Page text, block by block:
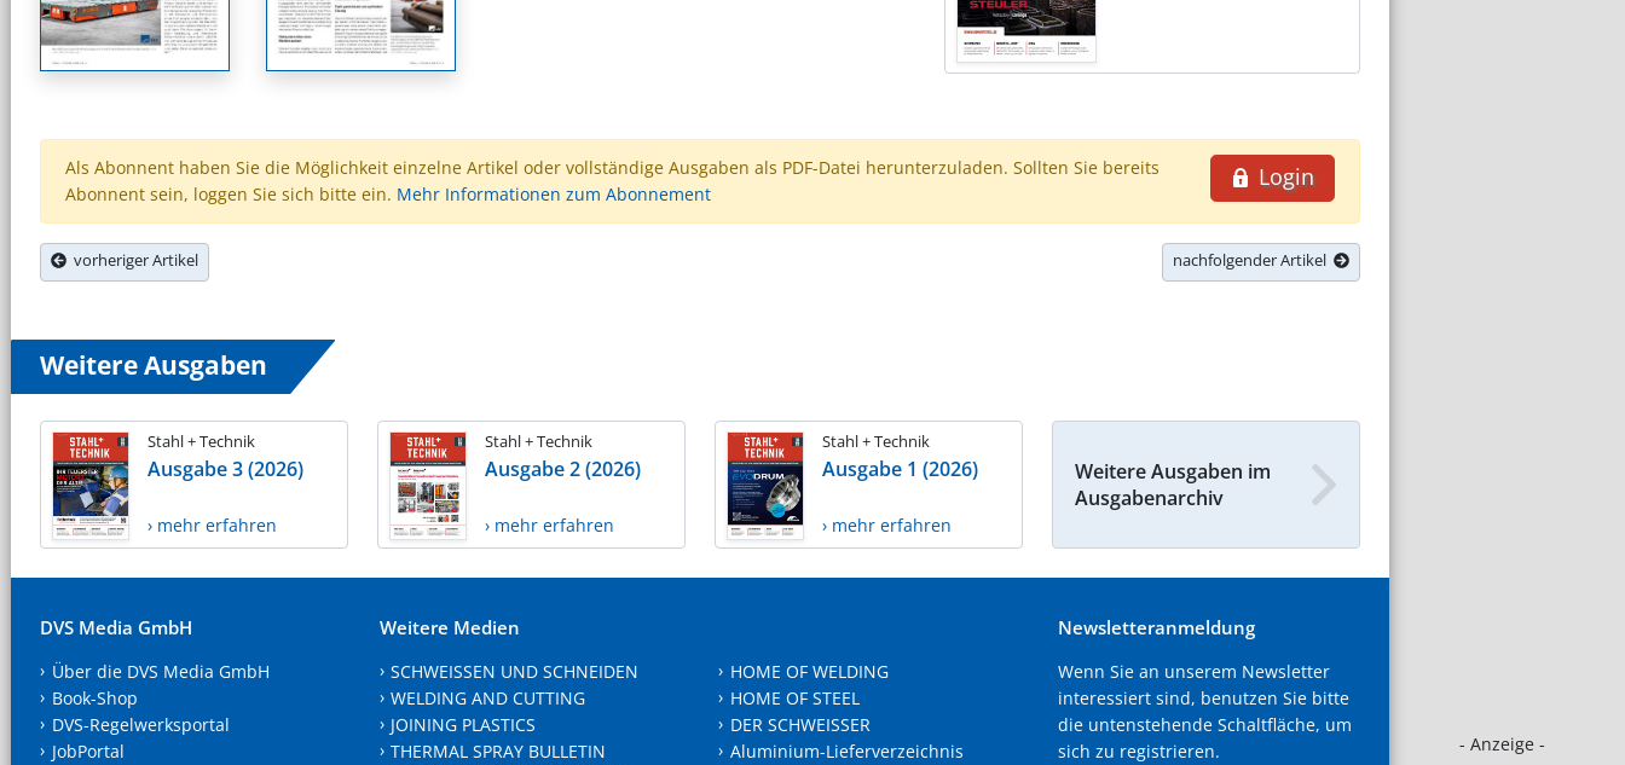
- Anzeige -
Login
Als Abonnent haben Sie die Möglichkeit einzelne Artikel oder vollständige Ausgaben als PDF-Datei herunterzuladen. Sollten Sie bereits
Abonnent sein, loggen Sie sich bitte ein. Mehr Informationen zum Abonnement
vorheriger Artikel nachfolgender Artikel
Weitere Ausgaben
Stahl + Technik
Ausgabe 3 (2026)
› mehr erfahren
Stahl + Technik
Ausgabe 2 (2026)
› mehr erfahren
Stahl + Technik
Ausgabe 1 (2026)
› mehr erfahren
Weitere Ausgaben im
Ausgabenarchiv
DVS Media GmbH
Über die DVS Media GmbH
Book-Shop
DVS-Regelwerksportal
JobPortal
Weitere Medien
SCHWEISSEN UND SCHNEIDEN
WELDING AND CUTTING
JOINING PLASTICS
THERMAL SPRAY BULLETIN
HOME OF WELDING
HOME OF STEEL
DER SCHWEISSER
Aluminium-Lieferverzeichnis
Newsletteranmeldung
Wenn Sie an unserem Newsletter
interessiert sind, benutzen Sie bitte
die untenstehende Schaltfläche, um
sich zu registrieren.